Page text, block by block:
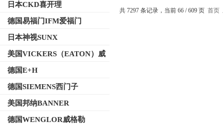
日本CKD喜开理
德国易福门IFM爱福门
日本神视SUNX
美国VICKERS（EATON）威
格士
德国E+H
德国SIEMENS西门子
美国邦纳BANNER
德国WENGLOR威格勒
共 7297 条记录，当前 66 / 609 页 首页